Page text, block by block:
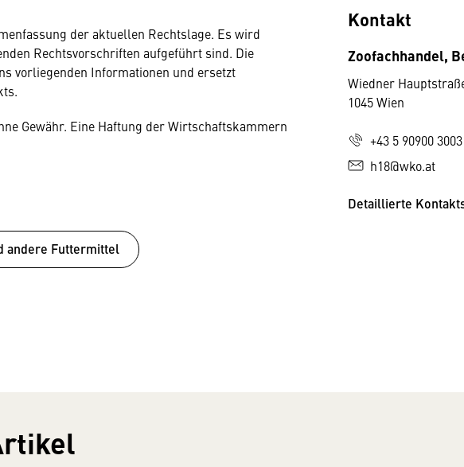
der aktuellen Rechtslage. Es wird
Rechtsvorschriften aufgeführt sind. Die
vorliegenden Informationen und ersetzt
Gewähr. Eine Haftung der Wirtschaftskammern
andere Futtermittel
Kontakt
Zoofachhandel,
Wiedner
1045 Wien
+43 5 90900 3003
h18@wko.at
Detaillierte